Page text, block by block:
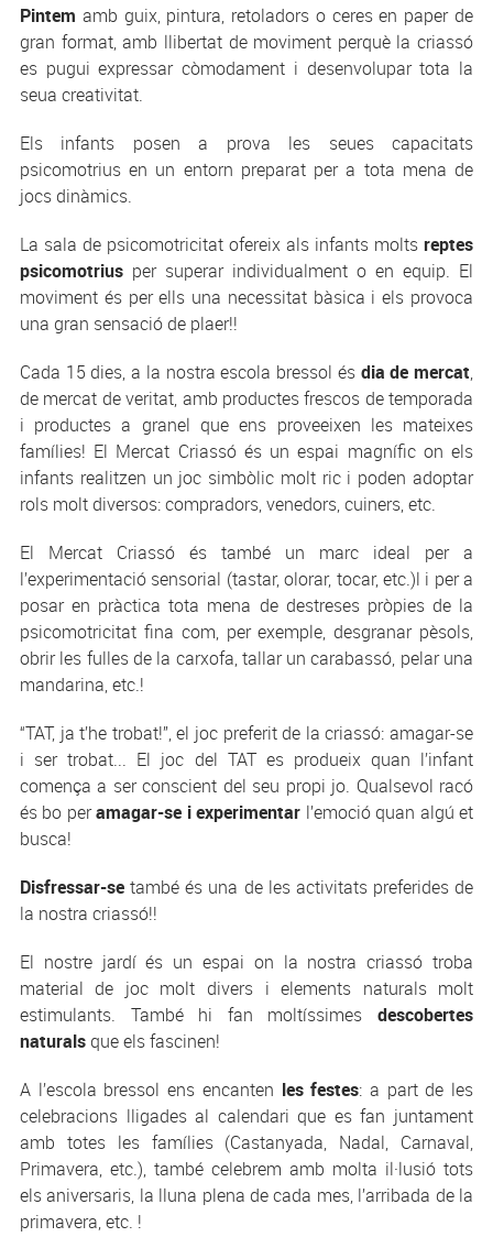
Pintem amb guix, pintura, retoladors o ceres en paper de
gran format, amb llibertat de moviment perquè la criassó
es pugui expressar còmodament i desenvolupar tota la
seua creativitat.
Els infants posen a prova les seues capacitats
psicomotrius en un entorn preparat per a tota mena de
jocs dinàmics.
La sala de psicomotricitat ofereix als infants moltsreptes
psicomotriusper superar individualment o en equip. El
moviment és per ells una necessitat bàsica i els provoca
una gran sensació de plaer!!
Cada 15 dies, a la nostra escola bressol és dia de mercat,
de mercat de veritat, amb productes frescos de temporada
i productes a granel que ens proveeixen les mateixes
famílies! El Mercat Criassó és un espai magnífic on els
infants realitzen un joc simbòlic molt ric i poden adoptar
rols molt diversos: compradors, venedors, cuiners, etc.
El Mercat Criassó és també un marc ideal per a
l’experimentació sensorial (tastar, olorar, tocar, etc.)l i per a
posar en pràctica tota mena de destreses pròpies de la
psicomotricitat fina com, per exemple, desgranar pèsols,
obrir les fulles de la carxofa, tallar un carabassó, pelar una
mandarina, etc.!
“TAT, ja t’he trobat!”, el joc preferit de la criassó: amagar-se
i ser trobat... El joc del TAT es produeix quan l’infant
comença a ser conscient del seu propi jo. Qualsevol racó
és bo peramagar-se i experimentar l’emoció quan algú et
busca!
Disfressar-setambé és una de les activitats preferides de
la nostra criassó!!
El nostre jardí és un espai on la nostra criassó troba
material de joc molt divers i elements naturals molt
estimulants. També hi fan moltíssimesdescobertes
naturalsque els fascinen!
A l’escola bressol ens encanten les festes: a part de les
celebracions lligades al calendari que es fan juntament
amb totes les famílies (Castanyada, Nadal, Carnaval,
Primavera, etc.), també celebrem amb molta il·lusió tots
els aniversaris, la lluna plena de cada mes, l’arribada de la
primavera, etc. !